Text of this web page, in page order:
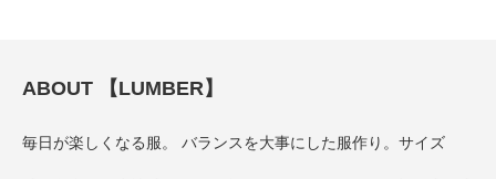
ABOUT 【LUMBER】
毎日が楽しくなる服。 バランスを大事にした服作り。サイズ